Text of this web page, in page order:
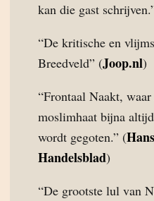
kan die gast
“De kritische en
Breedveld” (Joop.nl)
“Frontaal Naakt,
moslimhaat bijna
wordt gegoten.” (
Handelsblad)
“De grootste lul van